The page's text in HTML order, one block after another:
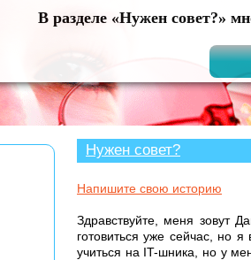
В разделе «Нужен совет?»
Нужен совет?
Напишите свою историю
Здравствуйте, меня зовут
готовиться уже сейчас, но
учиться на IT-шника, но у